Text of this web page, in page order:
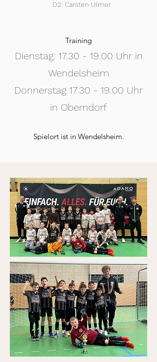
D2: Carsten Ulmer
Training
Dienstag: 17.30 - 19.00 Uhr in
Wendelsheim
Donnerstag 17.30 - 19.00 Uhr
in Oberndorf
Spielort ist in Wendelsheim.